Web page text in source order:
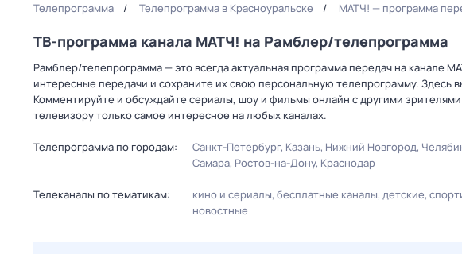
Телепрограмма Телепрограмма в Красноуральске МАТЧ! — программа
ТВ-программа канала МАТЧ! на Рамблер/телепрограмма
Рамблер/телепрограмма — это всегда актуальная программа передач на канале
интересные передачи и сохраните их свою персональную телепрограмму. Здесь
Комментируйте и обсуждайте сериалы, шоу и фильмы онлайн с другими
телевизору только самое интересное на любых каналах.
Телепрограмма по городам: Санкт-Петербург Казань Нижний Новгород
Самара Ростов-на-Дону Краснодар
Телеканалы по тематикам: кино и сериалы бесплатные каналы детские
новостные